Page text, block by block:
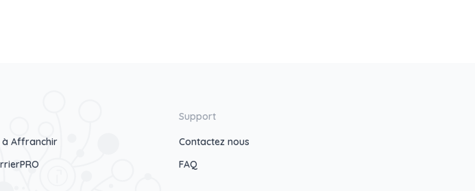
à Affranchir
Support
Contactez nous
FAQ